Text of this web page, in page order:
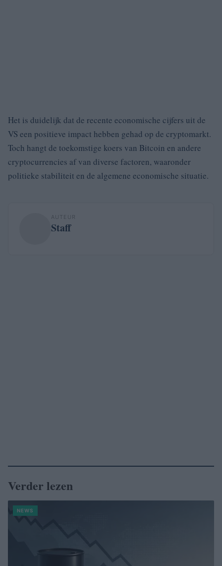
Het is duidelijk dat de recente economische cijfers uit de
VS een positieve impact hebben gehad op de cryptomarkt.
Toch hangt de toekomstige koers van Bitcoin en andere
cryptocurrencies af van diverse factoren, waaronder
politieke stabiliteit en de algemene economische situatie.
AUTEUR
Staff
Verder lezen
NEWS